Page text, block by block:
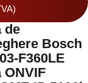
de
Bosch
F360LE
ONVIF